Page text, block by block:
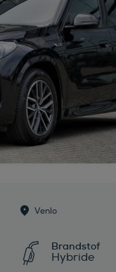
Venlo
Brandstof
Hybride